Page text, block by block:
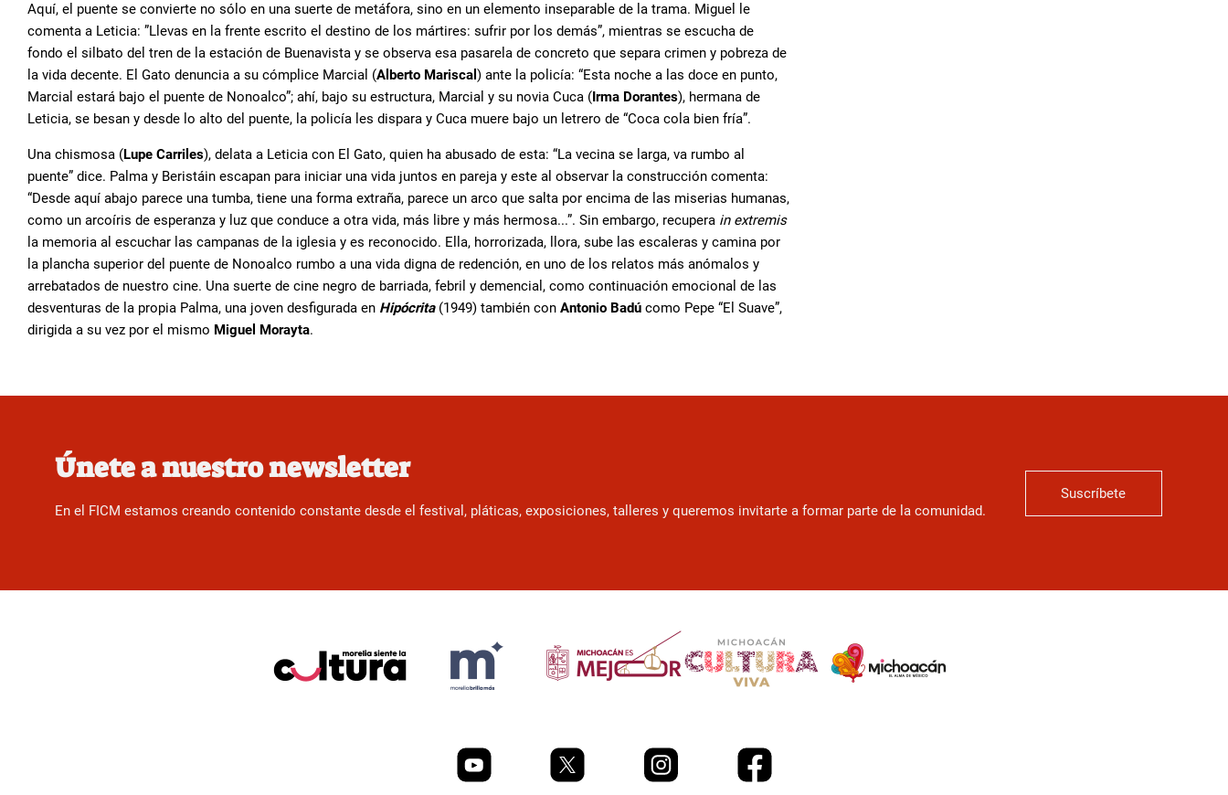
Aquí, el puente se convierte no sólo en una suerte de metáfora, sino en un elemento inseparable de la trama. Miguel le
comenta a Leticia: ”Llevas en la frente escrito el destino de los mártires: sufrir por los demás”, mientras se escucha de
fondo el silbato del tren de la estación de Buenavista y se observa esa pasarela de concreto que separa crimen y pobreza de
la vida decente. El Gato denuncia a su cómplice Marcial (Alberto Mariscal ) ante la policía: “Esta noche a las doce en punto,
Marcial estará bajo el puente de Nonoalco”; ahí, bajo su estructura, Marcial y su novia Cuca (Irma Dorantes), hermana de
Leticia, se besan y desde lo alto del puente, la policía les dispara y Cuca muere bajo un letrero de “Coca cola bien fría”.
Una chismosa (Lupe Carriles), delata a Leticia con El Gato, quien ha abusado de esta: “La vecina se larga, va rumbo al
puente” dice. Palma y Beristáin escapan para iniciar una vida juntos en pareja y este al observar la construcción comenta:
“Desde aquí abajo parece una tumba, tiene una forma extraña, parece un arco que salta por encima de las miserias humanas,
como un arcoíris de esperanza y luz que conduce a otra vida, más libre y más hermosa...”. Sin embargo, recupera in extremis
la memoria al escuchar las campanas de la iglesia y es reconocido. Ella, horrorizada, llora, sube las escaleras y camina por
la plancha superior del puente de Nonoalco rumbo a una vida digna de redención, en uno de los relatos más anómalos y
arrebatados de nuestro cine. Una suerte de cine negro de barriada, febril y demencial, como continuación emocional de las
desventuras de la propia Palma, una joven desfigurada en Hipócrita(1949) también con Antonio Badú como Pepe “El Suave”,
dirigida a su vez por el mismo Miguel Morayta.
Únete a nuestro newsletter
En el FICM estamos creando contenido constante desde el festival, pláticas, exposiciones, talleres y queremos invitarte a formar parte de la comunidad.
Suscríbete